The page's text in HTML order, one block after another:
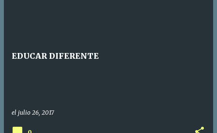
EDUCAR DIFERENTE
el julio 26, 2017